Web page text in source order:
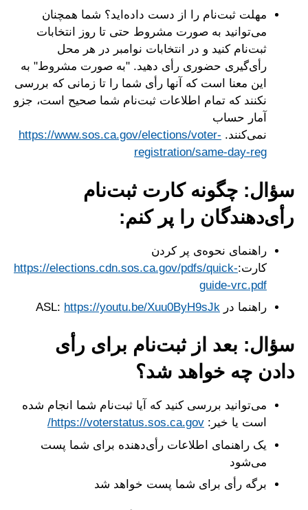
مهلت ثبت‌نام را از دست داده‌اید؟ شما همچنان
می‌توانید به صورت مشروط حتی تا روز انتخابات
ثبت‌نام کنید و در انتخابات نوامبر در هر محل
رأی‌گیری حضوری رأی دهید. "به صورت مشروط" به
این معنا است که آنها رأی شما را تا زمانی که بررسی
نکنند که تمام اطلاعات ثبت‌نام شما صحیح است، جزو
آمار حساب
نمی‌کنند. https://www.sos.ca.gov/elections/voter-
registration/same-day-reg
سؤال: چگونه کارت ثبت‌نام
رأی‌دهندگان را پر کنم:
راهنمای نحوه‌ی پر کردن
کارت:https://elections.cdn.sos.ca.gov/pdfs/quick-
guide-vrc.pdf
راهنما در ASL: https://youtu.be/Xuu0ByH9sJk
سؤال: بعد از ثبت‌نام برای رأی
دادن چه خواهد شد؟
می‌توانید بررسی کنید که آیا ثبت‌نام شما انجام شده
است یا خیر: https://voterstatus.sos.ca.gov/
یک راهنمای اطلاعات رأی‌دهنده برای شما پست
می‌شود
برگه رأی برای شما پست خواهد شد